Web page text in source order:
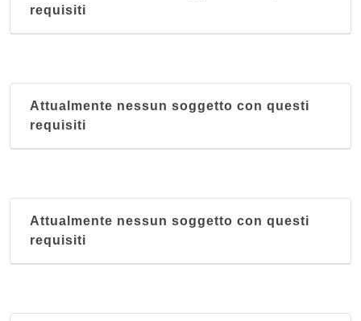
requisiti
Attualmente nessun soggetto con questi
requisiti
Attualmente nessun soggetto con questi
requisiti